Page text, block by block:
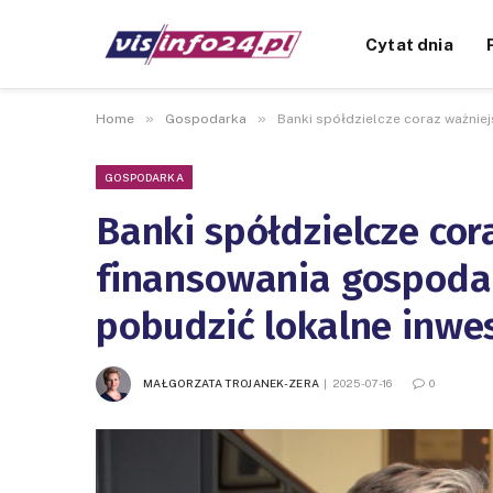
Cytat dnia
Home » Gospodarka » Banki spółdzielcze coraz
GOSPODARKA
Banki spółdzielcze
finansowania
pobudzić lokalne
MAŁGORZATA TROJANEK-ZERA 2025-07-16 0